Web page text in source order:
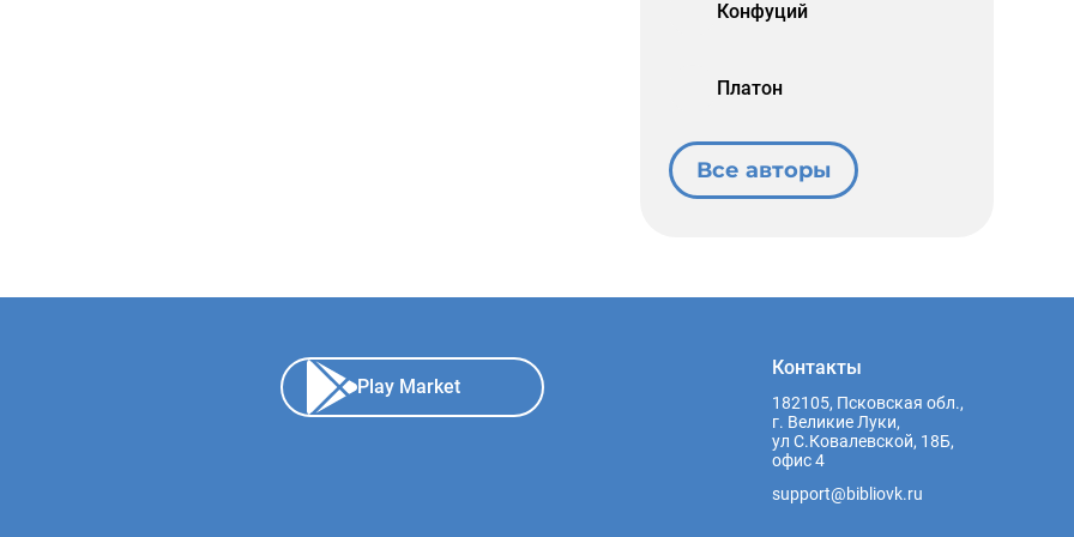
Конфуций
Платон
Все авторы
Play Market
Контакты
182105, Псковская обл.,
г. Великие Луки,
ул С.Ковалевской, 18Б,
офис 4
support@bibliovk.ru